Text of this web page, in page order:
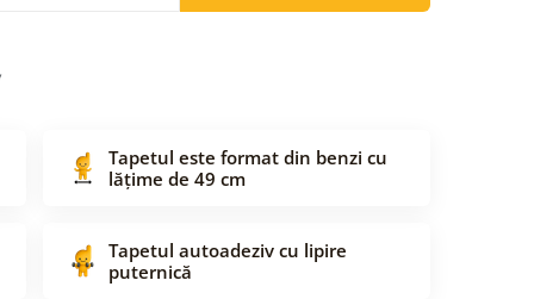
Tapetul este format din benzi cu
lățime de 49 cm
Tapetul autoadeziv cu lipire
puternică